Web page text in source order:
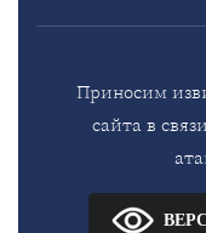
Приносим
сайта в